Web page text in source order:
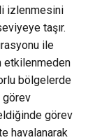
izlenmesini
taşır.
ile
etkilenmeden
bölgelerde
görev
görev
havalanarak